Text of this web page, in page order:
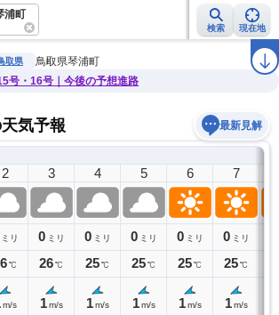
浦町
検索 現在地
情報 地震情報 ラ
取県
鳥取県琴浦町
号・16号｜今後の予想進路
気予報 最新見解
2
ミリ
℃
m/s
3
0 ミリ
26℃
1 m/s
4
0 ミリ
25℃
1 m/s
5
0 ミリ
25℃
1 m/s
6
0 ミリ
25℃
1 m/s
7
0 ミリ
25℃
1 m/s